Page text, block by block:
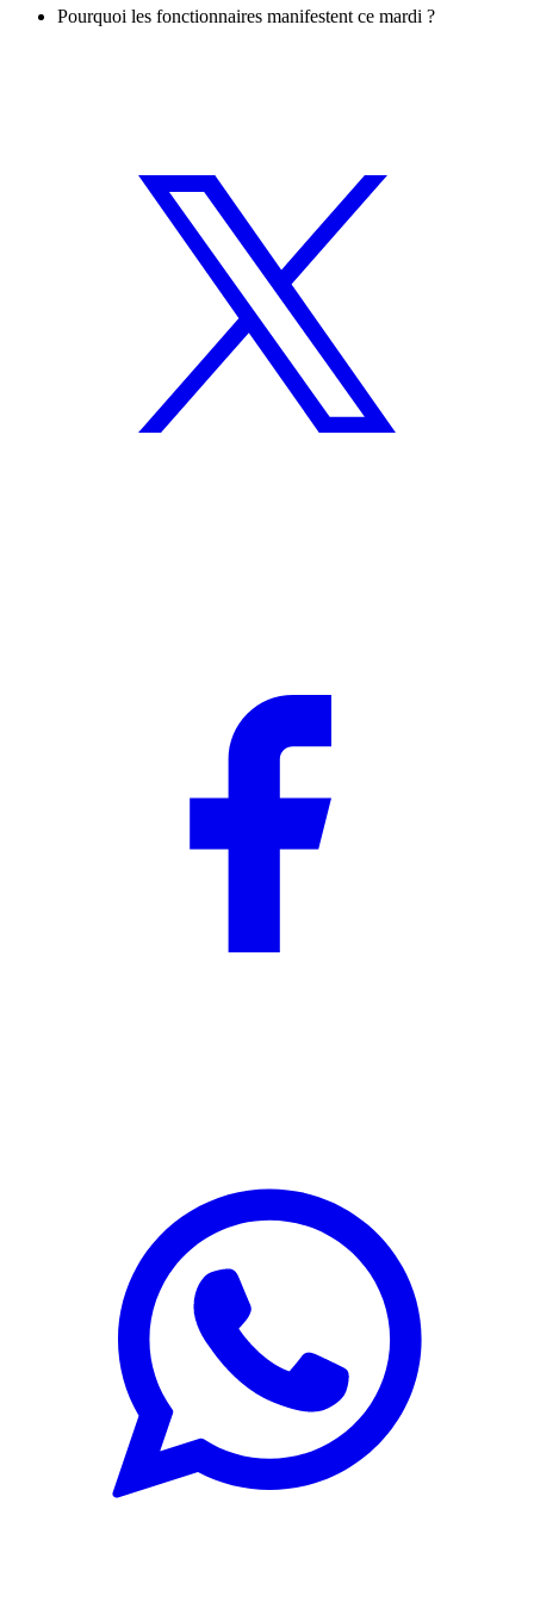
Pourquoi les fonctionnaires manifestent ce mardi ?